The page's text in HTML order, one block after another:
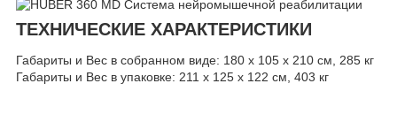
ТЕХНИЧЕСКИЕ ХАРАКТЕРИСТИКИ
Габариты и Вес в собранном виде: 180 х 105 х 210 см, 285 кг
Габариты и Вес в упаковке: 211 x 125 x 122 см, 403 кг